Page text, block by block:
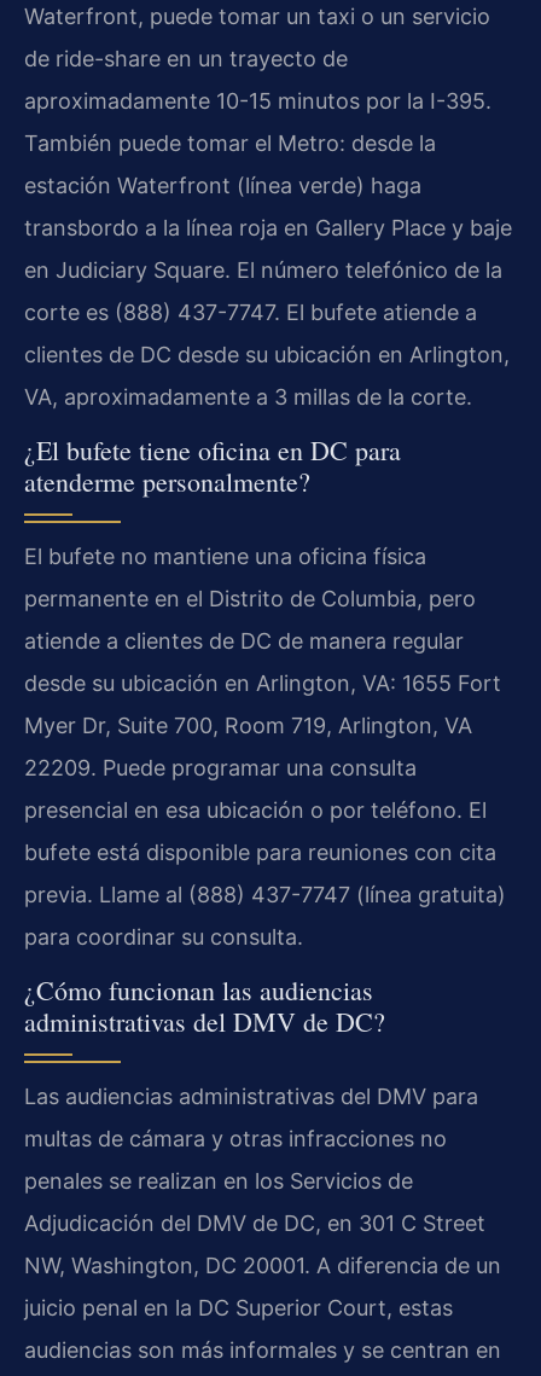
Waterfront, puede tomar un taxi o un servicio
de ride-share en un trayecto de
aproximadamente 10-15 minutos por la I-395.
También puede tomar el Metro: desde la
estación Waterfront (línea verde) haga
transbordo a la línea roja en Gallery Place y baje
en Judiciary Square. El número telefónico de la
corte es (888) 437-7747. El bufete atiende a
clientes de DC desde su ubicación en Arlington,
VA, aproximadamente a 3 millas de la corte.
¿El bufete tiene oficina en DC para
atenderme personalmente?
El bufete no mantiene una oficina física
permanente en el Distrito de Columbia, pero
atiende a clientes de DC de manera regular
desde su ubicación en Arlington, VA: 1655 Fort
Myer Dr, Suite 700, Room 719, Arlington, VA
22209. Puede programar una consulta
presencial en esa ubicación o por teléfono. El
bufete está disponible para reuniones con cita
previa. Llame al (888) 437-7747 (línea gratuita)
para coordinar su consulta.
¿Cómo funcionan las audiencias
administrativas del DMV de DC?
Las audiencias administrativas del DMV para
multas de cámara y otras infracciones no
penales se realizan en los Servicios de
Adjudicación del DMV de DC, en 301 C Street
NW, Washington, DC 20001. A diferencia de un
juicio penal en la DC Superior Court, estas
audiencias son más informales y se centran en